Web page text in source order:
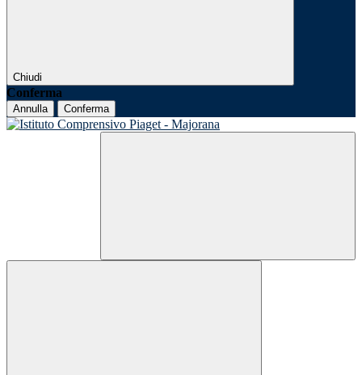
Chiudi
Conferma
Annulla Conferma